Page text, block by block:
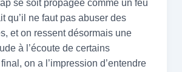
se soit propagée comme un feu
qu’il ne faut pas abuser des
et on ressent désormais une
à l’écoute de certains
on a l’impression d’entendre